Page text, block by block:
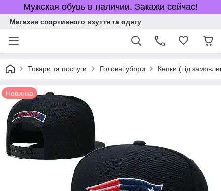
Мужская обувь в наличии. Закажи сейчас!
Магазин спортивного взуття та одягу
Товари та послуги Головні убори Кепки (під
Новинка